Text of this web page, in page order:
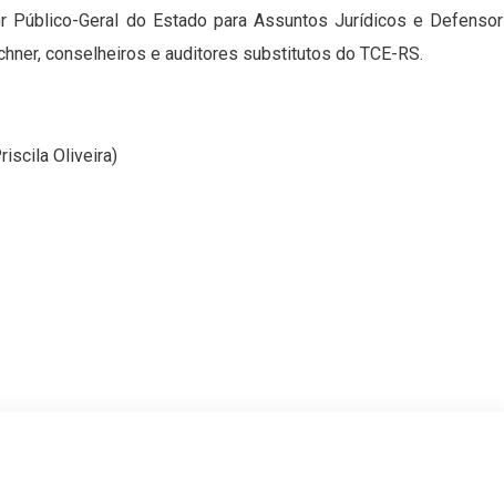
Público-Geral do Estado para Assuntos Jurídicos e Defensor
conselheiros e auditores substitutos do TCE-RS.
Oliveira)